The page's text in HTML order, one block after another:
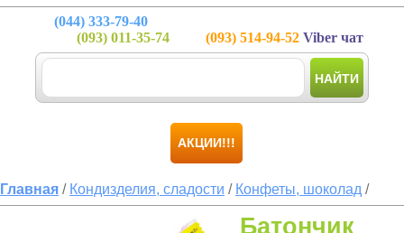
(044) 333-79-40
(093) 011-35-74 (093) 514-94-52 Viber чат
НАЙТИ
АКЦИИ!!!
Главная / Кондизделия, сладости / Конфеты, шоколад /
Батончик